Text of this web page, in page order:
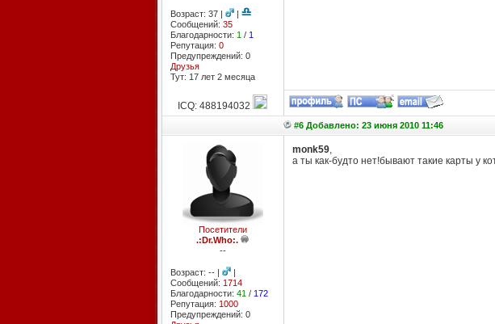
Возраст: 37 |
|
Сообщений: 35
Благодарности: 1 / 1
Репутация: 0
Предупреждений: 0
Друзья
Тут: 17 лет 2 месяцa
ICQ: 488194032
#6 Добавлено: 23 июня 2010 11:46
Посетители
.:Dr.Who:.
--
Возраст: -- |
|
Сообщений: 1714
Благодарности: 41 / 172
Репутация: 1000
Предупреждений: 0
monk59,
а ты как-будто нет!бывают такие карты у